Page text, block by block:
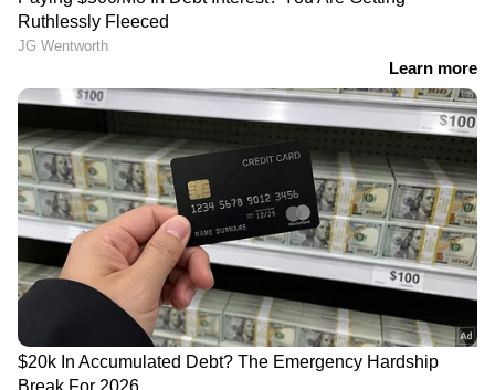
പരിഹാരം, ധാരണയിൽ
ഒപ്പുവച്ചു, മുൻ എംഎൽഎ
യുവാവ് പിടിയിൽ